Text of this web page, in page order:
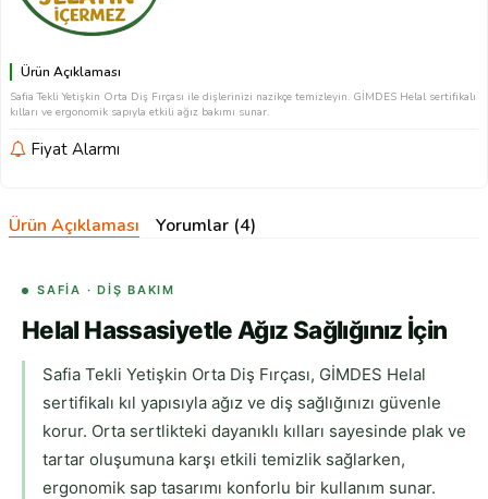
Ürün Açıklaması
Safia Tekli Yetişkin Orta Diş Fırçası ile dişlerinizi nazikçe temizleyin. GİMDES Helal sertifikalı
kılları ve ergonomik sapıyla etkili ağız bakımı sunar.
Fiyat Alarmı
Ürün Açıklaması Yorumlar (4)
SAFIA · DIŞ BAKIM
Helal Hassasiyetle Ağız Sağlığınız İçin
Safia Tekli Yetişkin Orta Diş Fırçası, GİMDES Helal
sertifikalı kıl yapısıyla ağız ve diş sağlığınızı güvenle
korur. Orta sertlikteki dayanıklı kılları sayesinde plak ve
tartar oluşumuna karşı etkili temizlik sağlarken,
ergonomik sap tasarımı konforlu bir kullanım sunar.